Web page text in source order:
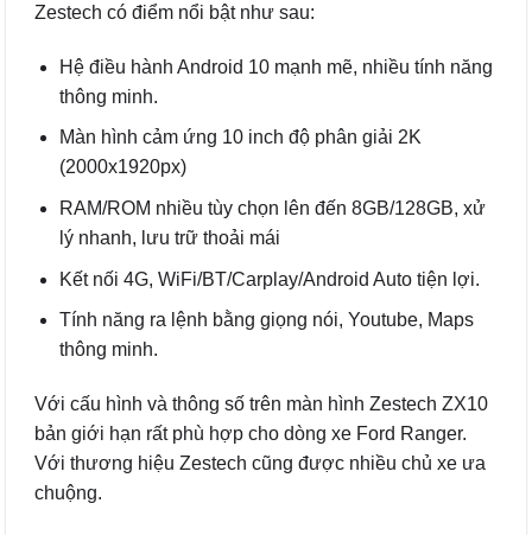
Zestech có điểm nổi bật như sau:
Hệ điều hành Android 10 mạnh mẽ, nhiều tính năng
thông minh.
Màn hình cảm ứng 10 inch độ phân giải 2K
(2000x1920px)
RAM/ROM nhiều tùy chọn lên đến 8GB/128GB, xử
lý nhanh, lưu trữ thoải mái
Kết nối 4G, WiFi/BT/Carplay/Android Auto tiện lợi.
Tính năng ra lệnh bằng giọng nói, Youtube, Maps
thông minh.
Với cấu hình và thông số trên màn hình Zestech ZX10
bản giới hạn rất phù hợp cho dòng xe Ford Ranger.
Với thương hiệu Zestech cũng được nhiều chủ xe ưa
chuộng.